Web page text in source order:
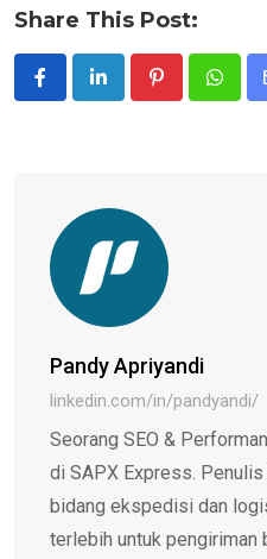
Share This Post:
Pinterest
Pandy Apriyandi
linkedin.com/in/pandyandi/
Seorang SEO &
di SAPX Express.
bidang ekspedisi dan
terlebih untuk pengiriman